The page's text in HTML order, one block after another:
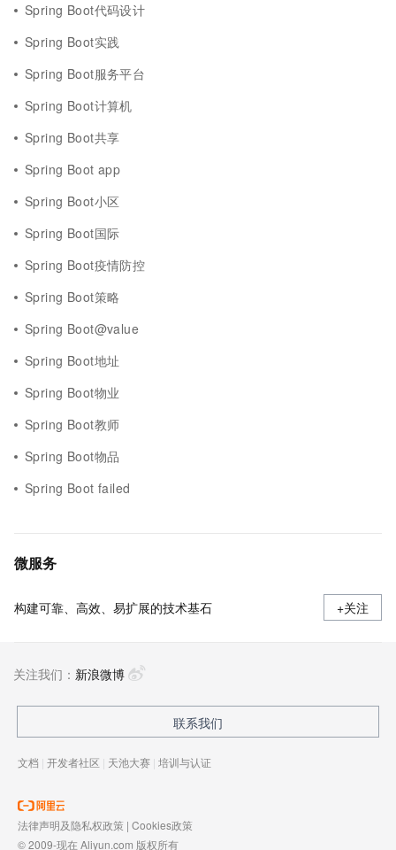
Spring Boot代码设计
Spring Boot实践
Spring Boot服务平台
Spring Boot计算机
Spring Boot共享
Spring Boot app
Spring Boot小区
Spring Boot国际
Spring Boot疫情防控
Spring Boot策略
Spring Boot@value
Spring Boot地址
Spring Boot物业
Spring Boot教师
Spring Boot物品
Spring Boot failed
微服务
构建可靠、高效、易扩展的技术基石 +关注
关注我们： 新浪微博
联系我们
文档 | 开发者社区 | 天池大赛 | 培训与认证
法律声明及隐私权政策 | Cookies政策
© 2009-现在 Aliyun.com 版权所有